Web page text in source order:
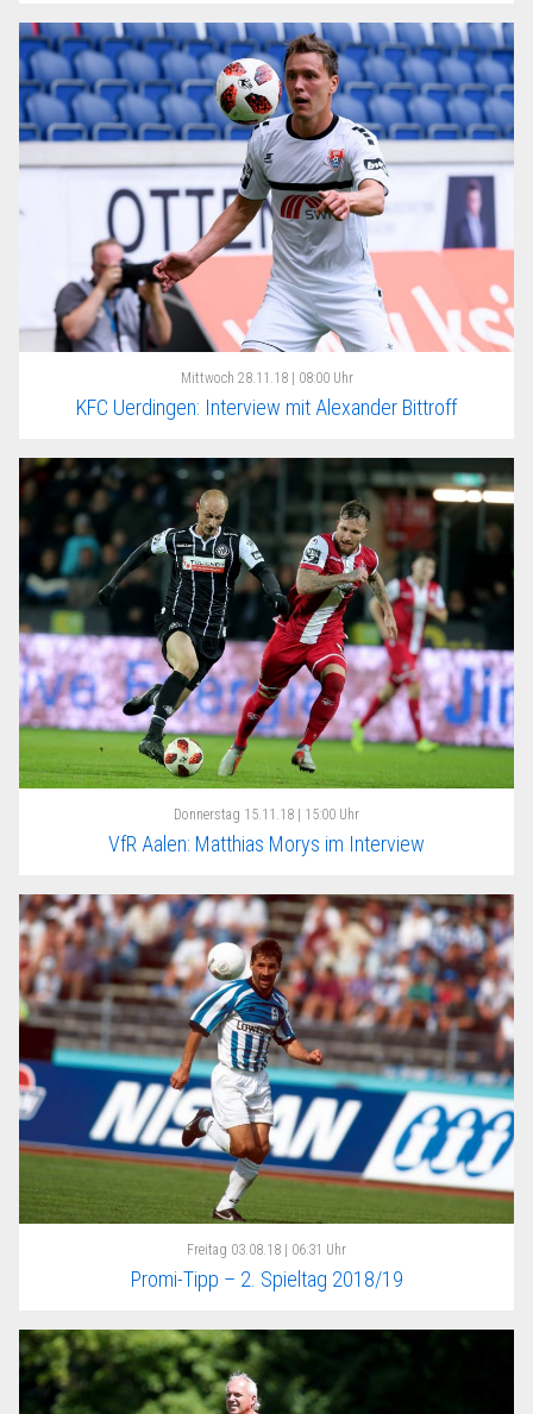
Mittwoch 28.11.18 | 08:00 Uhr
KFC Uerdingen: Interview mit Alexander Bittroff
Donnerstag 15.11.18 | 15:00 Uhr
VfR Aalen: Matthias Morys im Interview
Freitag 03.08.18 | 06:31 Uhr
Promi-Tipp – 2. Spieltag 2018/19